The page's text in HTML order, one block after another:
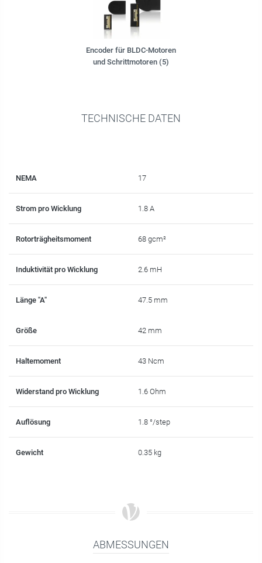
Encoder für BLDC-Motoren
und Schrittmotoren (5)
TECHNISCHE DATEN
NEMA 17
Strom pro Wicklung 1.8 A
Rotorträgheitsmoment 68 gcm²
Induktivität pro Wicklung 2.6 mH
Länge "A" 47.5 mm
Größe 42 mm
Haltemoment 43 Ncm
Widerstand pro Wicklung 1.6 Ohm
Auflösung 1.8 °/step
Gewicht 0.35 kg
ABMESSUNGEN